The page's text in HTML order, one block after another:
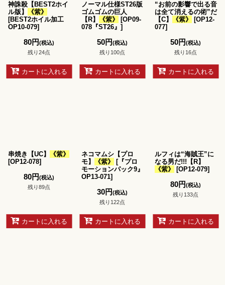
神誅殺【BEST2ホイ
ル版】
《紫》
[BEST2ホイル加工
OP10-079]
80円(税込)
残り24点
カートに入れる
ノーマル仕様ST26版
ゴムゴムの巨人
【R】
《紫》 [OP09-
078『ST26』 ]
50円(税込)
残り100点
カートに入れる
“お前の影響で出る音
は全て消えるの術”だ
【C】
《紫》 [OP12-
077]
50円(税込)
残り16点
カートに入れる
串焼き【UC】
《紫》
[OP12-078]
80円(税込)
残り89点
カートに入れる
ネコマムシ【プロ
モ】
《紫》 [『プロ
モーションパック9』
OP13-071]
30円(税込)
残り122点
カートに入れる
ルフィは“海賊王”に
なる男だ!!!【R】
《紫》
[OP12-079]
80円(税込)
残り133点
カートに入れる